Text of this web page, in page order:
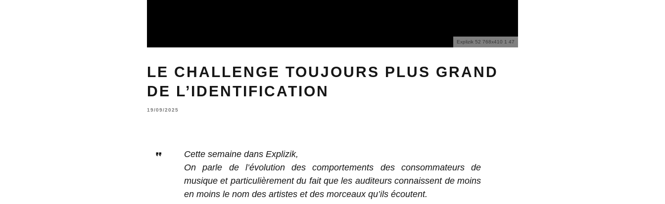
Explizik 52 768x410 1 47
LE CHALLENGE TOUJOURS PLUS GRAND
DE L’IDENTIFICATION
19/09/2025
Cette semaine dans Explizik,
On parle de l’évolution des comportements des consommateurs de
musique et particulièrement du fait que les auditeurs connaissent de moins
en moins le nom des artistes et des morceaux qu’ils écoutent.